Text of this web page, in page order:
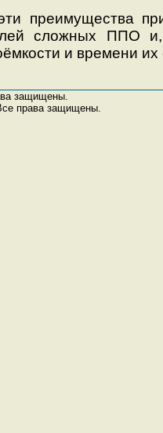
преимущества
сложных ППО
и времени их
защищены.
права защищены.